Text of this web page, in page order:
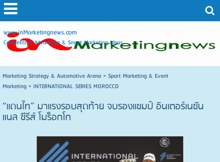
www.inMarketingnews.com
Competitive Advantage & Smart Marketing Ideas
Marketing Strategy & Automotive Arena> Sport Marketing & Event
Marketing> INTERNATIONAL SERIES MOROCCO
“แดนไท” มาแรงรอบสุดท้าย จบรองแชมป์ อินเตอร์เนชัน
แนล ซีรีส์ โมร็อกโก